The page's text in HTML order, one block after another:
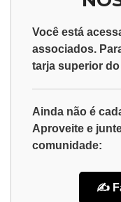
Você está
associados.
tarja superior
Ainda não é
Aproveite e
comunidade:
✍️